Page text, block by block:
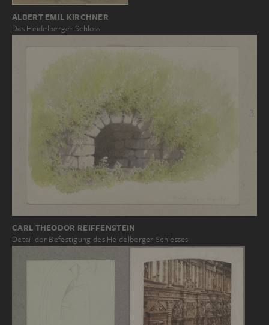
ALBERT EMIL KIRCHNER
Das Heidelberger Schloss
CARL THEODOR REIFFENSTEIN
Detail der Befestigung des Heidelberger Schlosses